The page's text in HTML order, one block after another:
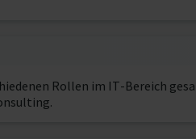
Rollen im IT-Bereich